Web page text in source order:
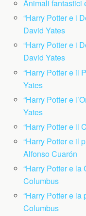
Animali fantastici
“Harry Potter e i
David Yates
“Harry Potter e i
David Yates
“Harry Potter e il
Yates
“Harry Potter e
Yates
“Harry Potter e il
“Harry Potter e il
Alfonso Cuarón
“Harry Potter e la
Columbus
“Harry Potter e la
Columbus